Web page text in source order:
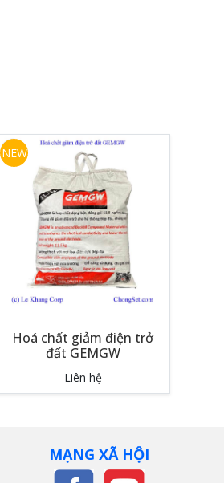
NEW
Hoá chất giảm điện trở
đất GEMGW
Liên hệ
MẠNG XÃ HỘI